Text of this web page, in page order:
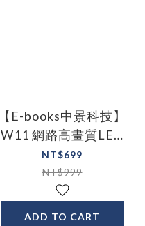
【E-books中景科技】
W11 網路高畫質LED
補光攝影機
NT$699
NT$999
ADD TO CART